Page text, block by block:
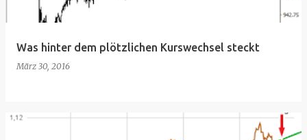
Was hinter dem plötzlichen Kurswechsel steckt
März 30, 2016